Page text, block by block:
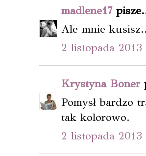
madlene17
Ale mnie
2 listopada 2013
Krystyna Boner
Pomysł bardzo
tak kolorowo.
2 listopada 2013